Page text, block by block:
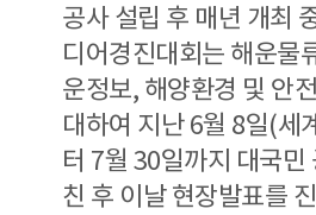
공사 설립 후 매년 개최
디어경진대회는 해운물
운정보, 해양환경 및 안
대하여 지난 6월 8일(세
터 7월 30일까지 대국민
친 후 이날 현장발표를